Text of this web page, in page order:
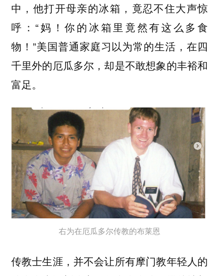
中，他打开母亲的冰箱，竟忍不住大声惊
呼：“妈！你的冰箱里竟然有这么多食
物！”美国普通家庭习以为常的生活，在四
千里外的厄瓜多尔，却是不敢想象的丰裕和
富足。
右为在厄瓜多尔传教的布莱恩
传教士生涯，并不会让所有摩门教年轻人的